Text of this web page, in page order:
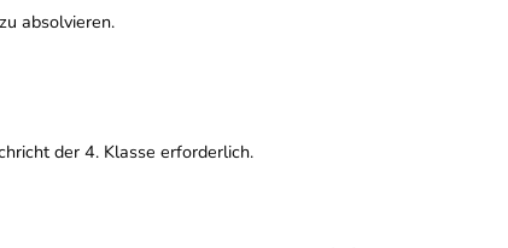
absolvieren.
der 4. Klasse erforderlich.